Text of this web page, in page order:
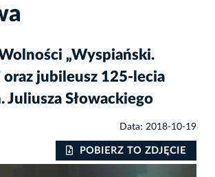
„Wyspiański.
oraz jubileusz 125-lecia
Juliusza Słowackiego
Data: 2018-10-19
POBIERZ TO ZDJĘCIE